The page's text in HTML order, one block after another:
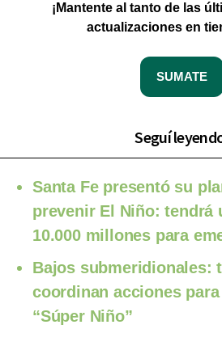
¡Mantente al tanto de las
actualizaciones en
SUMATE
Seguí
Santa Fe presentó su
prevenir El Niño: tendrá
10.000 millones para
Bajos submeridionales:
coordinan acciones
“Súper Niño”